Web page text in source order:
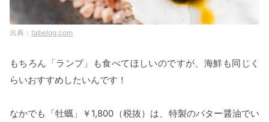
tabelog.com
もちろん「ランプ」も食べてほしいのですが、海鮮も同じく
らいおすすめしたいんです！
なかでも「牡蠣」￥1,800（税抜）は、特製のバター醤油でい